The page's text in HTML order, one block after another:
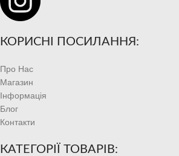
КОРИСНІ ПОСИЛАННЯ:
Про Нас
Магазин
Інформація
Блог
Контакти
КАТЕГОРІЇ ТОВАРІВ: